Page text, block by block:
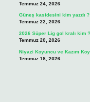
Temmuz 24, 2026
Güneş kasidesini kim yazdı ?
Temmuz 22, 2026
2026 Süper Lig gol kralı kim ?
Temmuz 20, 2026
Niyazi Koyuncu ve Kazım
Temmuz 18, 2026